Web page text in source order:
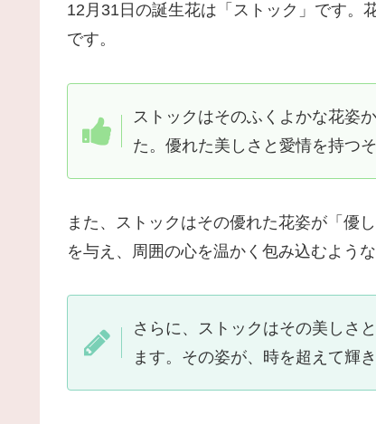
12月31日の誕生花は「ストック」です。
です。
ストックはそのふくよかな花姿
た。優れた美しさと愛情を持つ
また、ストックはその優れた花姿が「優
を与え、周囲の心を温かく包み込むような
さらに、ストックはその美しさ
ます。その姿が、時を超えて輝